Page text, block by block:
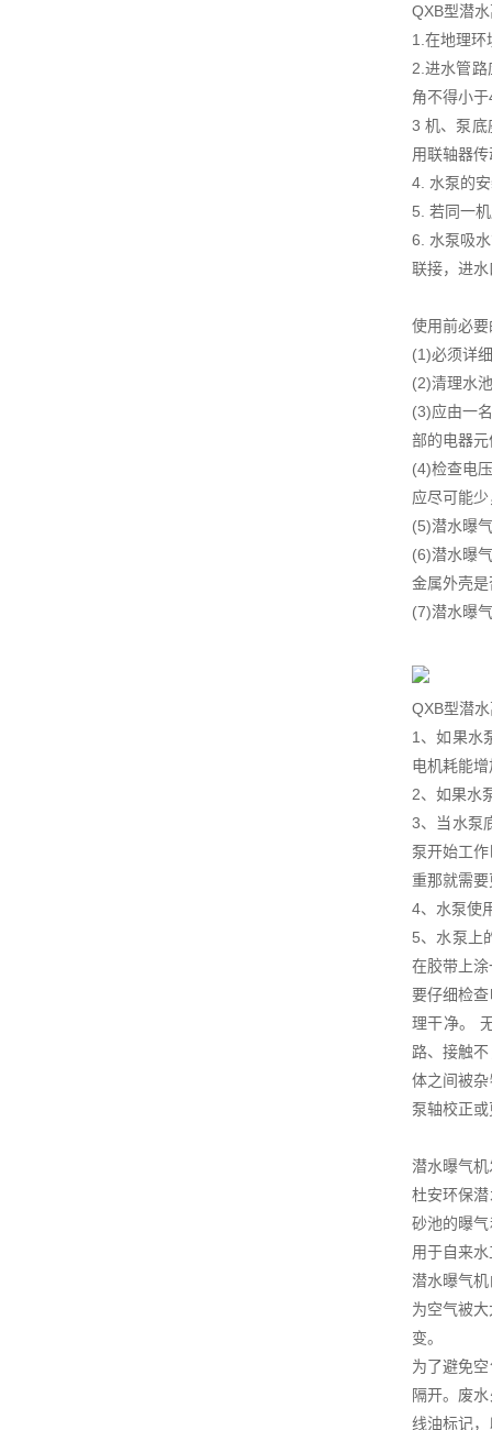
QXB型潜
1.在地理环
2.进水管
角不得小
3 机、泵底
用联轴器
4. 水泵的
5. 若同一
6. 水泵吸
联接，进
使用前必
(1)必须详
(2)清理水
(3)应由一
部的电器
(4)检查电
应尽可能
(5)潜水曝
(6)潜水曝
金属外壳
(7)潜水曝
QXB型潜
1、如果水
电机耗能
2、如果水
3、当水泵
泵开始工
重那就需
4、水泵使
5、水泵上
在胶带上
要仔细检
理干净。
路、接触
体之间被
泵轴校正
潜水曝气
杜安环保
砂池的曝
用于自来
潜水曝气
为空气被
变。
为了避免
隔开。废
线油标记